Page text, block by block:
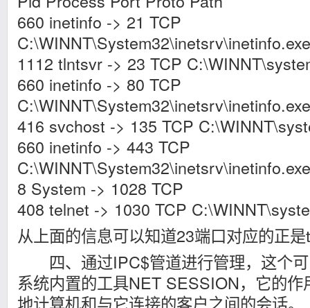
660 inetinfo -> 21 TCP
C:\WINNT\System32\inetsrv\inetinfo.exe
1112 tlntsvr -> 23 TCP
660 inetinfo -> 80 TCP
C:\WINNT\System32\inetsrv\inetinfo.exe
416 svchost -> 135 TCP
660 inetinfo -> 443 TCP
C:\WINNT\System32\inetsrv\inetinfo.exe
8 System -> 1028 TCP
408 telnet -> 1030 TCP
从上面的信息可以知道23端口对应的正
四、通过IPC$管道进行管理，这个可
系统内置的工具NET SESSION，它的
地计算机和与它连接的客户之间的会话。